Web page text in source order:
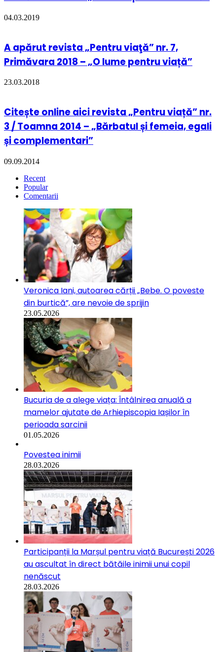
04.03.2019
A apărut revista „Pentru viaţă” nr. 7,
Primăvara 2018 – „O lume pentru viață”
23.03.2018
Citește online aici revista „Pentru viață” nr.
3 / Toamna 2014 – „Bărbatul și femeia, egali
și complementari”
09.09.2014
Recent
Popular
Comentarii
Veronica Iani, autoarea cărții „Bebe. O poveste
din burtică”, are nevoie de sprijin
23.05.2026
Bucuria de a alege viața: Întâlnirea anuală a
mamelor ajutate de Arhiepiscopia Iașilor în
perioada sarcinii
01.05.2026
Povestea inimii
28.03.2026
Participanții la Marșul pentru viață București 2026
au ascultat în direct bătăile inimii unui copil
nenăscut
28.03.2026